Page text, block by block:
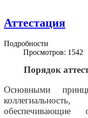
Аттестация
Подробности
Просмотров: 1542
Порядок
Основными
обеспечивающие